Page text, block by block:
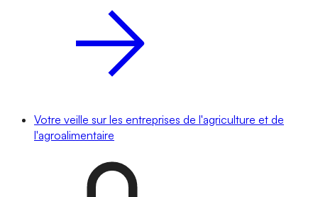
Votre veille sur les entreprises de l'agriculture et de
l'agroalimentaire